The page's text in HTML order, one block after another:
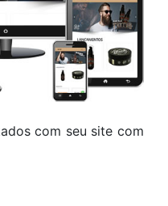
com seu site com